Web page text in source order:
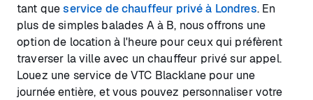
tant queservice de chauffeur privé à Londres. En
plus de simples balades A à B, nous offrons une
option de location à l'heure pour ceux qui préfèrent
traverser la ville avec un chauffeur privé sur appel.
Louez une service de VTC Blacklane pour une
journée entière, et vous pouvez personnaliser votre